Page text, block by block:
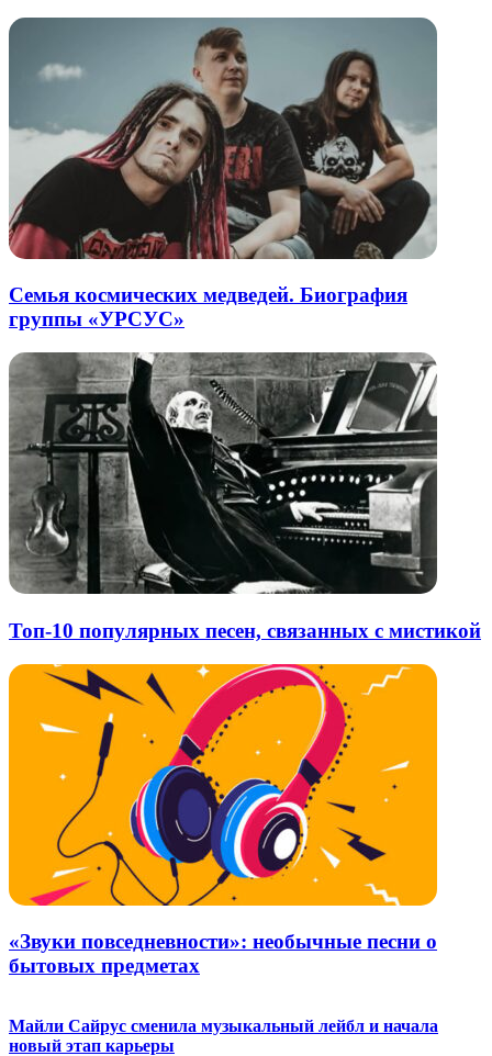
Семья космических медведей. Биография
группы «УРСУС»
Топ-10 популярных песен, связанных с мистикой
«Звуки повседневности»: необычные песни о
бытовых предметах
Майли Сайрус сменила музыкальный лейбл и начала
новый этап карьеры